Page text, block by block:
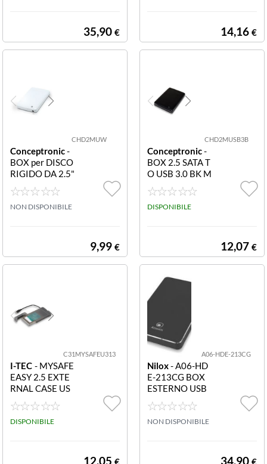
35,90 €
ATA HDDs/SSD
14,16 €
CHD2MUW
Conceptronic-
BOX per DISCO
RIGIDO DA 2.5"
SATA USB HDD
2 5 2.0 BIANCO
CHD2MUW BO
NON DISPONIBILE
9,99 €
CHD2MUSB3B
Conceptronic-
BOX 2.5 SATA T
O USB 3.0 BK M
AX HDD/SSD 9,
5MM 5GB/S M
AX 10TB
DISPONIBILE
12,07 €
C31MYSAFEU313
I-TEC - MYSAFE
EASY 2.5 EXTE
RNAL CASE US
B-C 3.1 GEN 2
DISPONIBILE
12,05 €
A06-HDE-213CG
Nilox- A06-HD
E-213CG BOX
ESTERNO USB
3.1 Box esterno
per hard disk e S
SD 2 5 SATA Typ
NON DISPONIBILE
34,90 €